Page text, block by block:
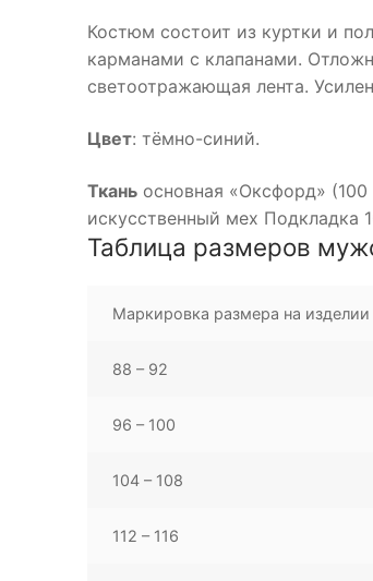
Костюм состоит из куртки и
карманами с клапанами.
светоотражающая лента.
Цвет: тёмно-синий.
Ткань основная «Оксфорд»
искусственный мех Подкладка
Таблица размеров
Маркировка размера на изделии
88 – 92
96 – 100
104 – 108
112 – 116